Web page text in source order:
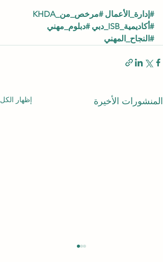
#إدارة_الأعمال #مرخص_من_KHDA
#أكاديمية_ISB_دبي
#دبلوم_مهني
#النجاح_المهني
المنشورات الأخيرة إظهار الكل